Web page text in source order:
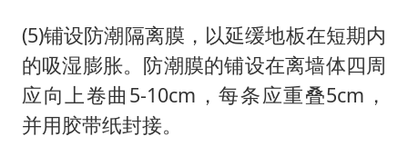
(5)铺设防潮隔离膜，以延缓地板在短期内
的吸湿膨胀。防潮膜的铺设在离墙体四周
应向上卷曲5-10cm，每条应重叠5cm，
并用胶带纸封接。